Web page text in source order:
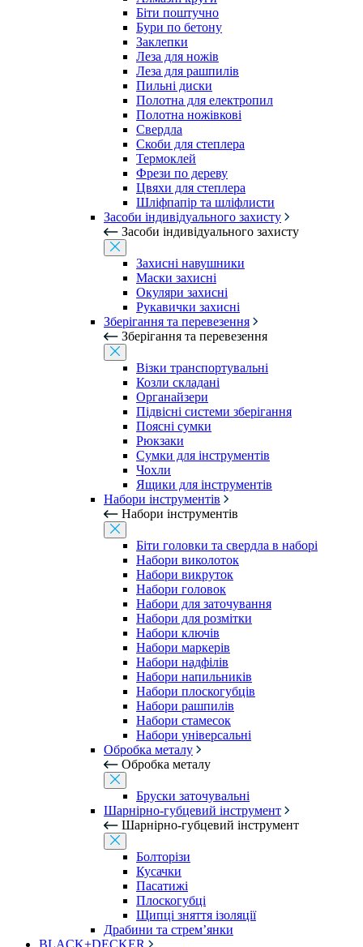
Біти поштучно
Бури по бетону
Заклепки
Леза для ножів
Леза для рашпилів
Пильні диски
Полотна для електропил
Полотна ножівкові
Свердла
Скоби для степлера
Термоклей
Фрези по дереву
Цвяхи для степлера
Шліфпапір та шліфлисти
Засоби індивідуального захисту
Засоби індивідуального захисту
Захисні навушники
Маски захисні
Окуляри захисні
Рукавички захисні
Зберігання та перевезення
Зберігання та перевезення
Візки транспортувальні
Козли складані
Органайзери
Підвісні системи зберігання
Поясні сумки
Рюкзаки
Сумки для інструментів
Чохли
Ящики для інструментів
Набори інструментів
Набори інструментів
Біти головки та свердла в наборі
Набори виколоток
Набори викруток
Набори головок
Набори для заточування
Набори для розмітки
Набори ключів
Набори маркерів
Набори надфілів
Набори напильників
Набори плоскогубців
Набори рашпилів
Набори стамесок
Набори універсальні
Обробка металу
Обробка металу
Бруски заточувальні
Шарнірно-губцевий інструмент
Шарнірно-губцевий інструмент
Болторізи
Кусачки
Пасатижі
Плоскогубці
Щипці зняття ізоляції
Драбини та стрем’янки
BLACK+DECKER